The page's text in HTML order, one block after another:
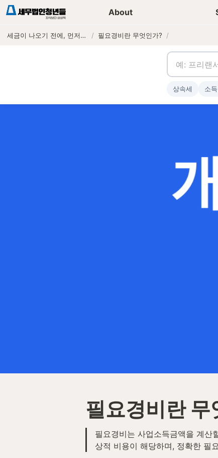
About
세금이 나오기 전에, 먼저 연락하는 세무법인 / 필요경비란 무엇인가? /
세무가이드 콘텐츠
필요경비란 무
필요경비는 사업소득금액을 계산
상적 비용이 해당하며, 정확한 필
상속세 소